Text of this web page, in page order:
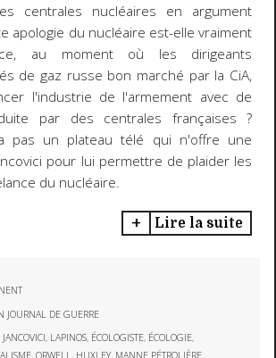
centrales nucléaires en argument
apologie du nucléaire est-elle vraiment
au moment où les dirigeants
de gaz russe bon marché par la CiA,
l'industrie de l'armement avec de
par des centrales françaises ?
pas un plateau télé qui n'offre une
pour lui permettre de plaider les
du nucléaire.
Lire la suite
JOURNAL DE GUERRE
JANCOVICI, LAPINOS, ÉCOLOGISTE, ÉCOLOGIE,